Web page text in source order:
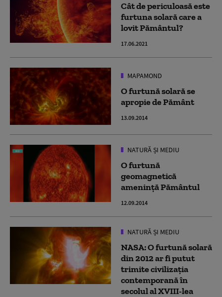
Cât de periculoasă este
furtuna solară care a
lovit Pământul?
17.06.2021
MAPAMOND
O furtună solară se
apropie de Pământ
13.09.2014
NATURĂ ȘI MEDIU
O furtună
geomagnetică
ameninţă Pământul
12.09.2014
NATURĂ ȘI MEDIU
NASA: O furtună solară
din 2012 ar fi putut
trimite civilizaţia
contemporană în
secolul al XVIII-lea